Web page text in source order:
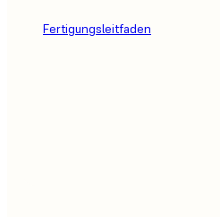
Fertigungsleitfaden